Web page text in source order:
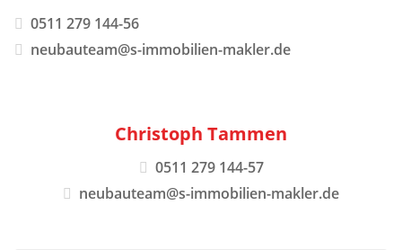
0511 279 144-56
neubauteam@s-immobilien-makler.de
Christoph Tammen
0511 279 144-57
neubauteam@s-immobilien-makler.de